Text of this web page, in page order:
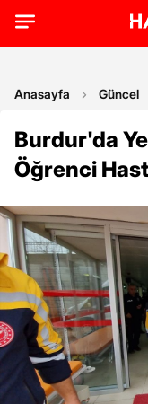
Anasayfa Güncel
Burdur'da
Öğrenci